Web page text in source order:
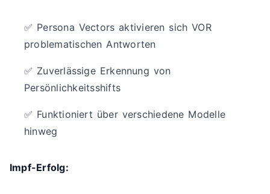
✅ Persona Vectors aktivieren sich VOR
problematischen Antworten
✅ Zuverlässige Erkennung von
Persönlichkeitsshifts
✅ Funktioniert über verschiedene Modelle
hinweg
Impf-Erfolg: